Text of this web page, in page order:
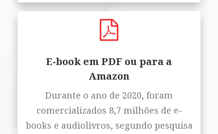
E-book em PDF ou para a
Amazon
Durante o ano de 2020, foram
comercializados 8,7 milhões de e-
books e audiolivros, segundo pesquisa